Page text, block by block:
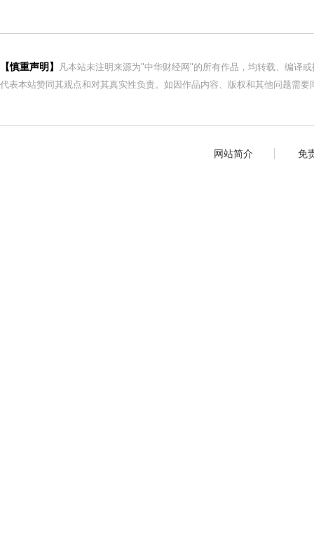
【慎重声明】
凡本站未注明来源为"中华财经网"的所有作品，均转载、编译
代表本站赞同其观点和对其真实性负责。如因作品内容、版权和其他问题需
网站简介 免